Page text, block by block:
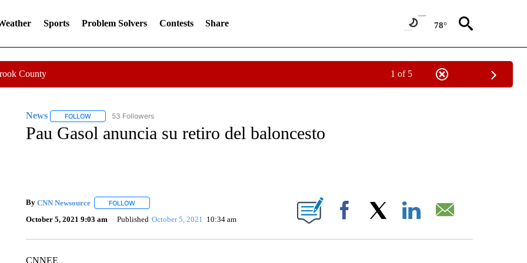
Sports Problem Solvers Contests Share 78°
County 1 of 5
News FOLLOWFOLLOW "NEWS" TO RECEIVE NOTIFICATIONS ABOUT NEW PAGES ON "NEWS".
53 Followers
Pau Gasol anuncia su retiro del baloncesto
By CNN Newsource FOLLOWFOLLOW "" TO RECEIVE NOTIFICATIONS ABOUT NEW PAGES ON "".
October 5, 2021 9:03 am Published October 5, 2021 10:34 am Facebook
CNNEE